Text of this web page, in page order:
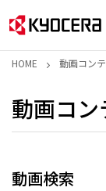
HOME 動画コン
動画コン
動画検索